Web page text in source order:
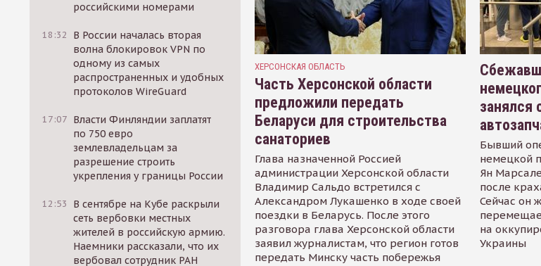
российскими номерами
18:32
В России началась вторая
волна блокировок VPN по
одному из самых
распространенных и удобных
протоколов WireGuard
17:07 Власти Финляндии заплатят
по 750 евро
землевладельцам за
разрешение строить
укрепления у границы России
12:53
В сентябре на Кубе раскрыли
сеть вербовки местных
жителей в российскую армию.
Наемники рассказали, что их
вербовал сотрудник РАН
ХЕРСОНСКАЯ ОБЛАСТЬ
Часть Херсонской области
предложили передать
Беларуси для строительства
санаториев
Глава назначенной Россией
администрации Херсонской области
Владимир Сальдо встретился с
Александром Лукашенко в ходе своей
поездки в Беларусь. После этого
разговора глава Херсонской области
заявил журналистам, что регион готов
передать Минску часть побережья
занялся
Бывший
немецкой
Ян
после
Сейчас он
на
Украины